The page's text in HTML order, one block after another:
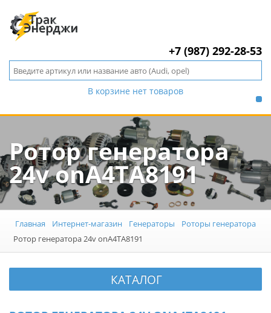
+7 (987) 292-28-53
В корзине нет товаров
Ротор генератора
24v onA4TA8191
Главная Интернет-магазин Генераторы
Роторы генератора
Ротор генератора 24v onA4TA8191
КАТАЛОГ